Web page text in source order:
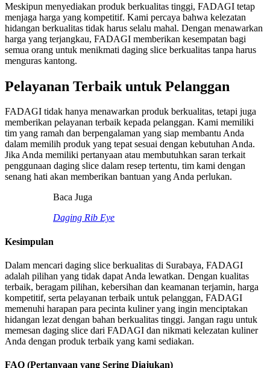
Meskipun menyediakan produk berkualitas tinggi, FADAGI tetap
menjaga harga yang kompetitif. Kami percaya bahwa kelezatan
hidangan berkualitas tidak harus selalu mahal. Dengan menawarkan
harga yang terjangkau, FADAGI memberikan kesempatan bagi
semua orang untuk menikmati daging slice berkualitas tanpa harus
menguras kantong.
Pelayanan Terbaik untuk Pelanggan
FADAGI tidak hanya menawarkan produk berkualitas, tetapi juga
memberikan pelayanan terbaik kepada pelanggan. Kami memiliki
tim yang ramah dan berpengalaman yang siap membantu Anda
dalam memilih produk yang tepat sesuai dengan kebutuhan Anda.
Jika Anda memiliki pertanyaan atau membutuhkan saran terkait
penggunaan daging slice dalam resep tertentu, tim kami dengan
senang hati akan memberikan bantuan yang Anda perlukan.
Baca Juga
Daging Rib Eye
Kesimpulan
Dalam mencari daging slice berkualitas di Surabaya, FADAGI
adalah pilihan yang tidak dapat Anda lewatkan. Dengan kualitas
terbaik, beragam pilihan, kebersihan dan keamanan terjamin, harga
kompetitif, serta pelayanan terbaik untuk pelanggan, FADAGI
memenuhi harapan para pecinta kuliner yang ingin menciptakan
hidangan lezat dengan bahan berkualitas tinggi. Jangan ragu untuk
memesan daging slice dari FADAGI dan nikmati kelezatan kuliner
Anda dengan produk terbaik yang kami sediakan.
FAQ (Pertanyaan yang Sering Diajukan)